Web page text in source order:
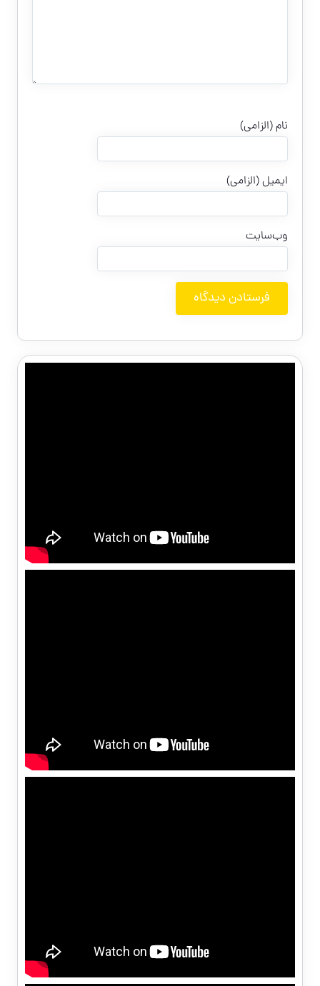
نام (الزامی)
ایمیل (الزامی)
وب‌سایت